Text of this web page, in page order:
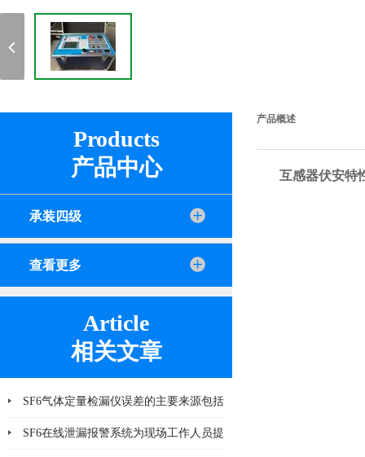
Products
产品中心
承装四级
查看更多
Article
相关文章
SF6气体定量检漏仪误差的主要来源包括
哪8个方面
SF6在线泄漏报警系统为现场工作人员提
产品概述
互感器伏安特